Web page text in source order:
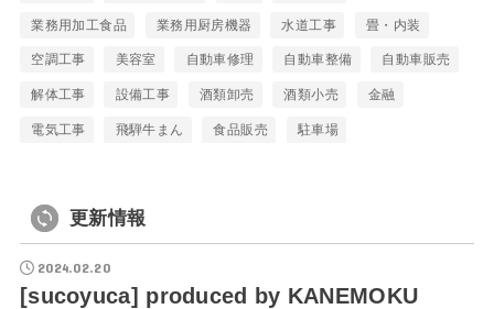
業務用加工食品 業務用厨房機器 水道工事 畳・内装
空調工事 美容室 自動車修理 自動車整備 自動車販売
解体工事 設備工事 酒類卸売 酒類小売 金融
電気工事 飛騨牛まん 食品販売 駐車場
更新情報
2024.02.20
[sucoyuca] produced by KANEMOKU